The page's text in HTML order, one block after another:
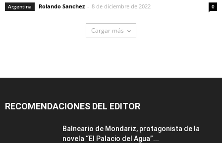
Argentina Rolando Sanchez - 8 de diciembre de 2022 0
Cargar más
RECOMENDACIONES DEL EDITOR
Balneario de Mondariz, protagonista de la
novela “El Palacio del Agua”...